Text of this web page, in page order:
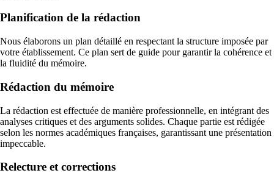
Planification de la rédaction
Nous élaborons un plan détaillé en respectant la structure imposée par
votre établissement. Ce plan sert de guide pour garantir la cohérence et
la fluidité du mémoire.
Rédaction du mémoire
La rédaction est effectuée de manière professionnelle, en intégrant des
analyses critiques et des arguments solides. Chaque partie est rédigée
selon les normes académiques françaises, garantissant une présentation
impeccable.
Relecture et corrections